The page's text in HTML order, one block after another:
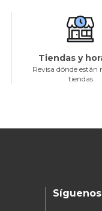
Tiendas y
Revisa dónde están
tiendas
Síguenos